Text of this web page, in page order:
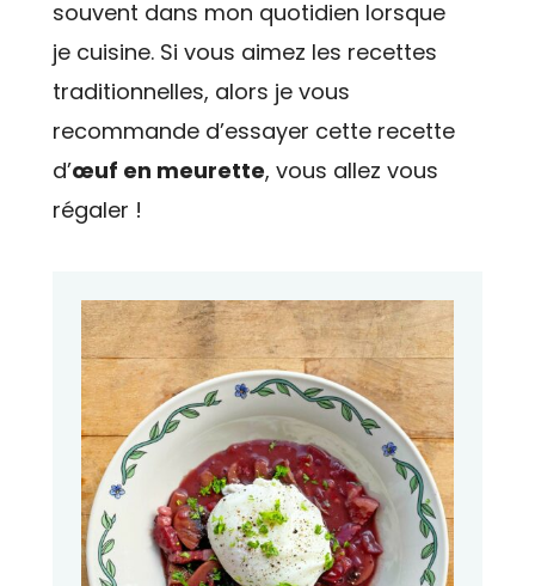
souvent dans mon quotidien lorsque
je cuisine. Si vous aimez les recettes
traditionnelles, alors je vous
recommande d’essayer cette recette
d’œuf en meurette, vous allez vous
régaler !